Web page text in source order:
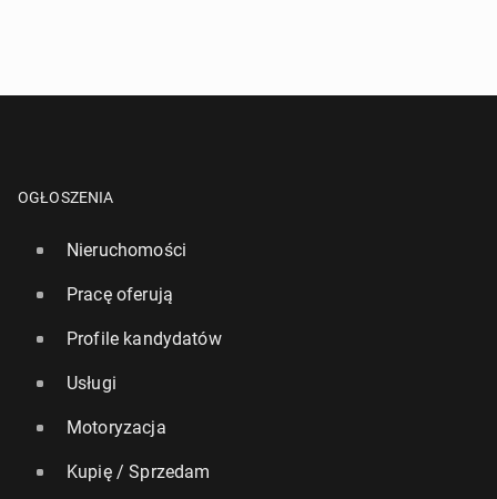
OGŁOSZENIA
Nieruchomości
Pracę oferują
Profile kandydatów
Usługi
Motoryzacja
Kupię / Sprzedam